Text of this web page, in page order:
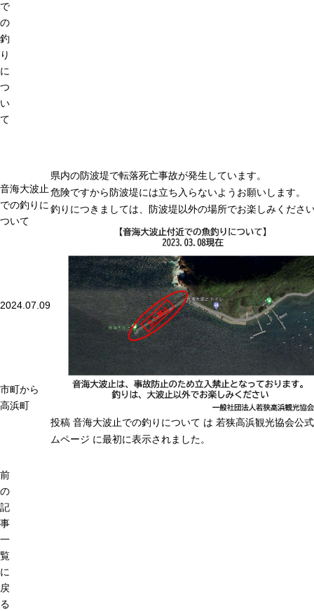
で
の
釣
り
に
つ
い
て
音海大波止
での釣りに
ついて
2024.07.09
市町から
高浜町
県内の防波堤で転落死亡事故が発生しています。
危険ですから防波堤には立ち入らないようお願いします。
釣りにつきましては、防波堤以外の場所でお楽しみくださ
投稿 音海大波止での釣りについて は 若狭高浜観光協会公
ムページ に最初に表示されました。
前
の
記
事
一
覧
に
戻
る